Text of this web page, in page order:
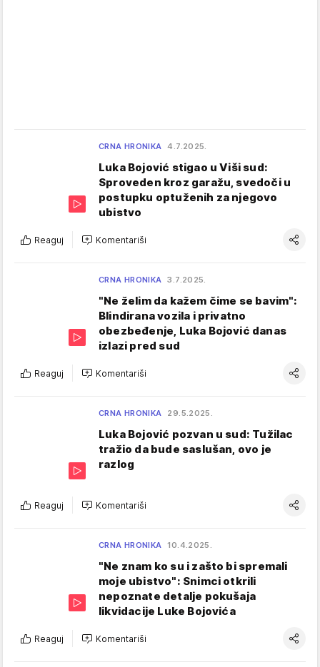
CRNA HRONIKA 4.7.2025.
Luka Bojović stigao u Viši sud:
Sproveden kroz garažu, svedoči u
postupku optuženih za njegovo
ubistvo
Reaguj Komentariši
CRNA HRONIKA 3.7.2025.
"Ne želim da kažem čime se bavim":
Blindirana vozila i privatno
obezbeđenje, Luka Bojović danas
izlazi pred sud
Reaguj Komentariši
CRNA HRONIKA 29.5.2025.
Luka Bojović pozvan u sud: Tužilac
tražio da bude saslušan, ovo je
razlog
Reaguj Komentariši
CRNA HRONIKA 10.4.2025.
"Ne znam ko su i zašto bi spremali
moje ubistvo": Snimci otkrili
nepoznate detalje pokušaja
likvidacije Luke Bojovića
Reaguj Komentariši